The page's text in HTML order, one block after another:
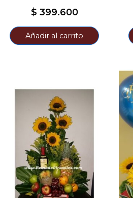
$ 399.600
Añadir al carrito